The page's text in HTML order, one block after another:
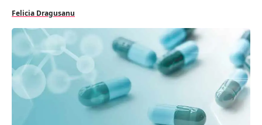
Felicia Dragusanu